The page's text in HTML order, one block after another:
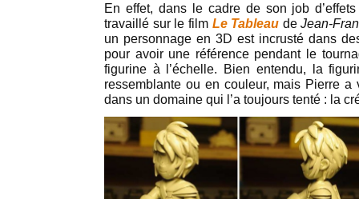
En effet, dans le cadre de son job
travaillé sur le film Le Tableau deJean-
un personnage en 3D est incrusté dans
pour avoir une référence pendant le
figurine à l’échelle. Bien entendu, la
ressemblante ou en couleur, mais Pierre a
dans un domaine qui l’a toujours tenté : la